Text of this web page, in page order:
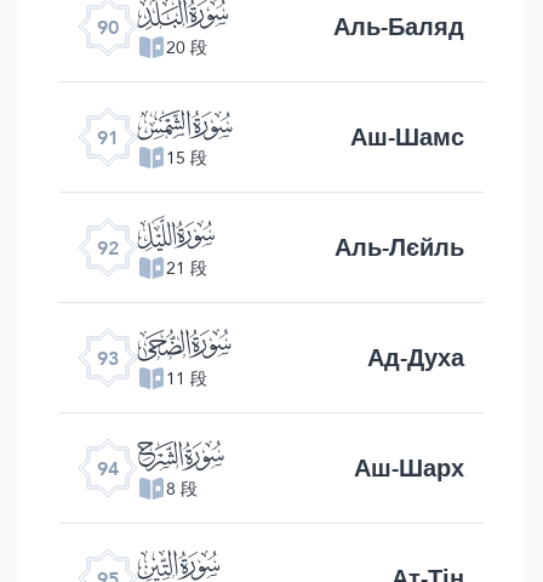
90 ﰇ
20 段 Аль-Баляд
91 ﰈ
15 段 Аш-Шамс
92 ﰉ
21 段 Аль-Лєйль
93 ﰊ
11 段 Ад-Духа
94 ﰋ
8 段 Аш-Шарх
ﰌ